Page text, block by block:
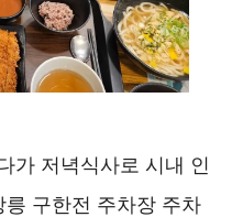
가 저녁식사로 시내 인
구한전 주차장 주차